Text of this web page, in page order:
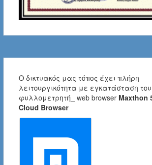
Ο δικτυακός μας τόπος έχει πλήρη
λειτουργικότητα με εγκατάσταση του
φυλλομετρητή_ web browser Maxthon
Cloud Browser